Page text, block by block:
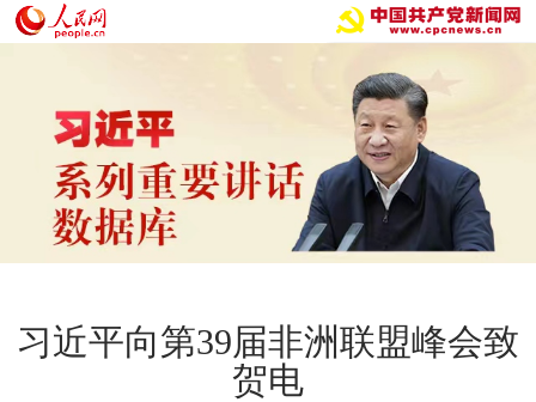
习近平向第39届非洲联盟峰会致
贺电